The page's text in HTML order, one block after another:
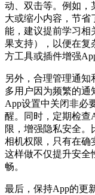
动、双击等。例如，
大或缩小内容，节省
能，建议提前学习相
果支持），以便在复
方工具或插件增强
另外，合理管理通
多用户因为频繁的通
App设置中关闭非必
醒。同时，定期检查
限，增强隐私安全
相机权限，只有在确
这样做不仅提升安全
畅。
最后，保持App的更